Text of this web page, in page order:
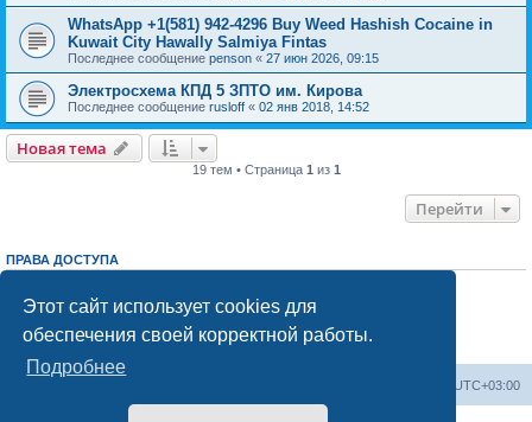
Этот сайт использует cookies для
обеспечения своей корректной работы.
Подробнее
WhatsApp +1(581) 942-4296 Buy Weed Hashish Cocaine in
Kuwait City Hawally Salmiya Fintas
Последнее сообщение penson « 27 июн 2026, 09:15
Электросхема КПД 5 ЗПТО им. Кирова
Последнее сообщение rusloff « 02 янв 2018, 14:52
Новая тема
19 тем • Страница 1 из 1
Перейти
ПРАВА ДОСТУПА
Выне можетеотвечать на сообщения
Выне можетередактировать свои сообщения
Выне можетеудалять свои сообщения
добавлять вложения
UTC+03:00